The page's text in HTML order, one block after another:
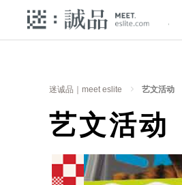
迷诚品｜meet eslite 艺文活动
艺文活动